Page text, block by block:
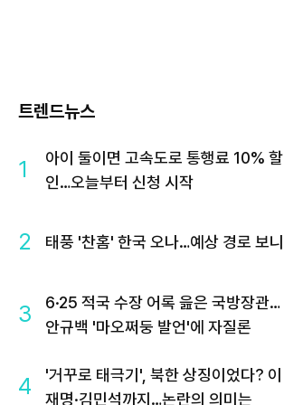
트렌드뉴스
1
아이 둘이면 고속도로 통행료 10% 할
인…오늘부터 신청 시작
2 태풍 '찬홈' 한국 오나…예상 경로 보니
3
6·25 적국 수장 어록 읊은 국방장관…
안규백 '마오쩌둥 발언'에 자질론
4
'거꾸로 태극기', 북한 상징이었다? 이
재명·김민석까지…논란의 의미는